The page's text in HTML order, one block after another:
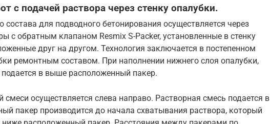
с подачей раствора через стенку опалубки.
состава для подводного бетонирования осуществляется через
с обратным клапаном Resmix S-Packer, установленные в стенку
друг на другом. Технология заключается в постепенном
ремонтным составом. При наполнении нижнего слоя опалубки,
в выше расположенный пакер.
смеси осуществляется слева направо. Растворная смесь подается в
пакер производится до начала схватывания раствора, который